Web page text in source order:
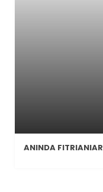
ANINDA FITRIANIAR